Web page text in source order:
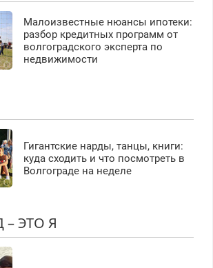
Малоизвестные нюансы ипотеки:
разбор кредитных программ от
волгоградского эксперта по
недвижимости
Гигантские нарды, танцы, книги:
куда сходить и что посмотреть в
Волгограде на неделе
– ЭТО Я